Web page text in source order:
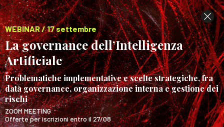
WEBINAR / 17 settembre
La governance dell’Intelligenza
Artificiale
Problematiche implementative e scelte strategiche, fra
data governance, organizzazione interna e gestione dei
rischi
ZOOM MEETING
Offerte per iscrizioni entro il 27/08